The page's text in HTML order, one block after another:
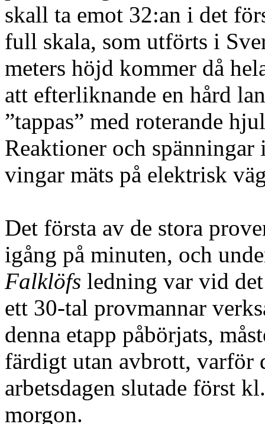
skall ta emot 32:an i det
full skala, som utförts i
meters höjd kommer då
att efterliknande en hård
”tappas” med roterande
Reaktioner och
vingar mäts på elektrisk
Det första av de stora
igång på minuten, och
Falklöfs ledning var vid
ett 30-tal provmannar
denna etapp påbörjats,
färdigt utan avbrott, varför
arbetsdagen slutade först
morgon.